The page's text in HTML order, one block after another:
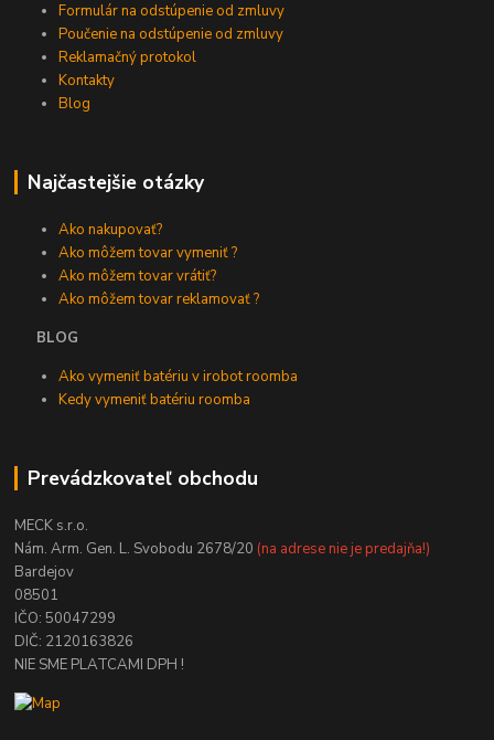
Formulár na odstúpenie od zmluvy
Poučenie na odstúpenie od zmluvy
Reklamačný protokol
Kontakty
Blog
Najčastejšie otázky
Ako nakupovať?
Ako môžem tovar vymeniť ?
Ako môžem tovar vrátiť?
Ako môžem tovar reklamovať ?
BLOG
Ako vymeniť batériu v irobot roomba
Kedy vymeniť batériu roomba
Prevádzkovateľ obchodu
MECK s.r.o.
Nám. Arm. Gen. L. Svobodu 2678/20 (na adrese nie je predajňa!)
Bardejov
08501
IČO: 50047299
DIČ: 2120163826
NIE SME PLATCAMI DPH !